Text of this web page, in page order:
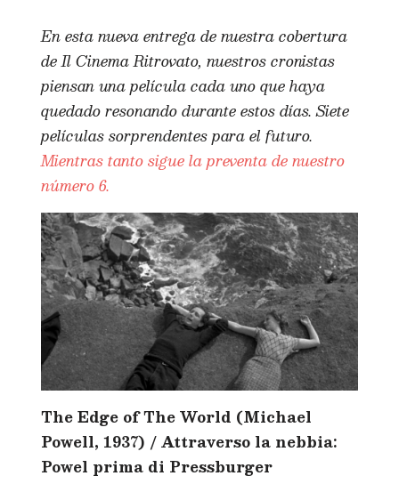
En esta nueva entrega de nuestra cobertura
de Il Cinema Ritrovato, nuestros cronistas
piensan una película cada uno que haya
quedado resonando durante estos días. Siete
películas sorprendentes para el futuro.
Mientras tanto sigue la preventa de nuestro
número 6.
The Edge of The World (Michael
Powell, 1937) / Attraverso la nebbia:
Powel prima di Pressburger